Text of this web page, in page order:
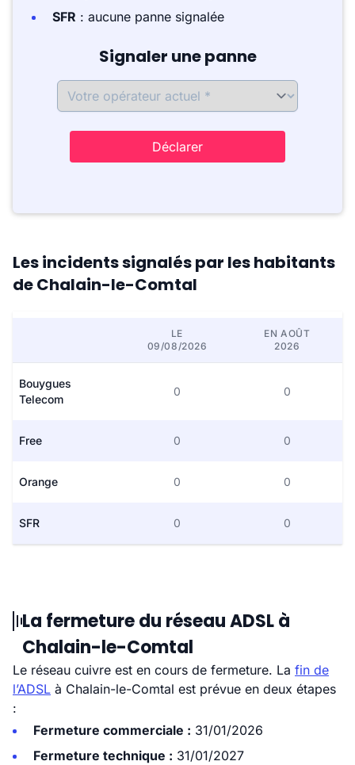
SFR : aucune panne signalée
Signaler une panne
Déclarer
Les incidents signalés par les habitants
de Chalain-le-Comtal
LE
09/08/2026
EN AOÛT
2026
Bouygues
Telecom
0 0
Free 0 0
Orange 0 0
SFR 0 0
La fermeture du réseau ADSL à
Chalain-le-Comtal
Le réseau cuivre est en cours de fermeture. La fin de
l’ADSL à Chalain-le-Comtal est prévue en deux étapes
:
Fermeture commerciale : 31/01/2026
Fermeture technique : 31/01/2027